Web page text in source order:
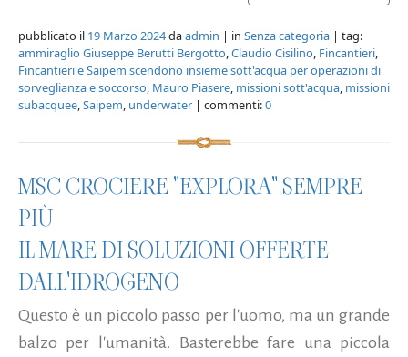
pubblicato il 19 Marzo 2024daadmin | in Senza categoria | tag:
ammiraglio Giuseppe Berutti Bergotto,Claudio Cisilino, Fincantieri,
Fincantieri e Saipem scendono insieme sott'acqua per operazioni di
sorveglianza e soccorso, Mauro Piasere, missioni sott'acqua, missioni
subacquee,Saipem, underwater | commenti:0
MSC CROCIERE "EXPLORA" SEMPRE
PIÙ
IL MARE DI SOLUZIONI OFFERTE
DALL'IDROGENO
Questo è un piccolo passo per l'uomo, ma un grande
balzo per l'umanità. Basterebbe fare una piccola